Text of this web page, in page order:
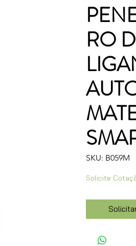
RO
SKU: B059M
Solicite